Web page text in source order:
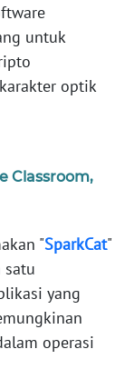
untuk
optik
Classroom,
"SparkCat"
satu
yang
operasi